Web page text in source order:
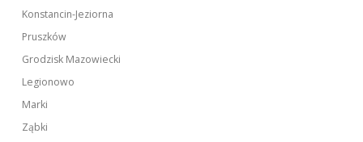
Konstancin-Jeziorna
Pruszków
Grodzisk Mazowiecki
Legionowo
Marki
Ząbki